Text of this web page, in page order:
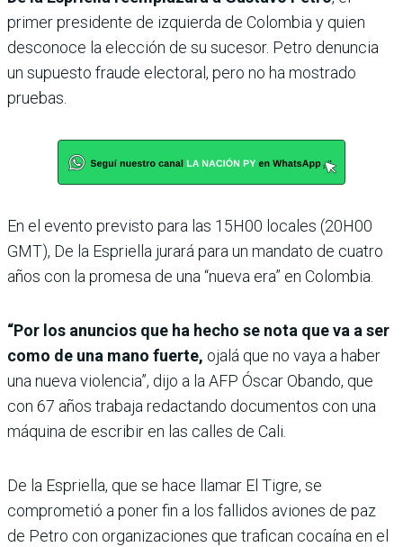
primer presidente de izquierda de Colombia y quien
desconoce la elección de su sucesor. Petro denuncia
un supuesto fraude electoral, pero no ha mostrado
pruebas.
En el evento previsto para las 15H00 locales (20H00
GMT), De la Espriella jurará para un mandato de cuatro
años con la promesa de una “nueva era” en Colombia.
“Por los anuncios que ha hecho se nota que va a ser
como de una mano fuerte, ojalá que no vaya a haber
una nueva violencia”, dijo a la AFP Óscar Obando, que
con 67 años trabaja redactando documentos con una
máquina de escribir en las calles de Cali.
De la Espriella, que se hace llamar El Tigre, se
comprometió a poner fin a los fallidos aviones de paz
de Petro con organizaciones que trafican cocaína en el